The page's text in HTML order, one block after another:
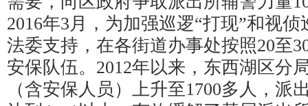
2016年3月，为加强巡逻“打现”和视
法委支持，在各街道办事处按照20至
安保队伍。2012年以来，东西湖区分
（含安保人员）上升至1700多人，派